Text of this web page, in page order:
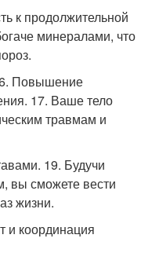
к продолжительной
минералами, что
Повышение
17. Ваше тело
травмам и
19. Будучи
вы сможете вести
жизни.
и координация